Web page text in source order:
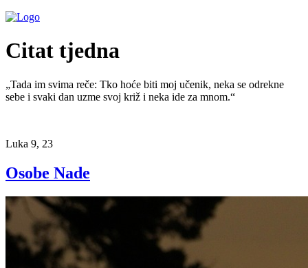
Citat tjedna
„Tada im svima reče: Tko hoće biti moj učenik, neka se odrekne
sebe i svaki dan uzme svoj križ i neka ide za mnom.“
Luka 9, 23
Osobe Nade